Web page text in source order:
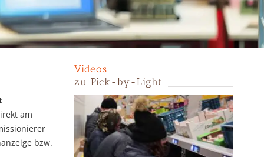
am
bzw.
Videos
zu Pick-by-Light